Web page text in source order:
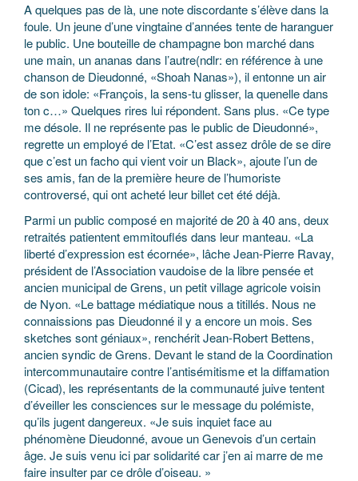
A quelques pas de là, une note discordante s’élève dans la
foule. Un jeune d’une vingtaine d’années tente de haranguer
le public. Une bouteille de champagne bon marché dans
une main, un ananas dans l’autre(ndlr: en référence à une
chanson de Dieudonné, «Shoah Nanas»), il entonne un air
de son idole: «François, la sens-tu glisser, la quenelle dans
ton c…» Quelques rires lui répondent. Sans plus. «Ce type
me désole. Il ne représente pas le public de Dieudonné»,
regrette un employé de l’Etat. «C’est assez drôle de se dire
que c’est un facho qui vient voir un Black», ajoute l’un de
ses amis, fan de la première heure de l’humoriste
controversé, qui ont acheté leur billet cet été déjà.
Parmi un public composé en majorité de 20 à 40 ans, deux
retraités patientent emmitouflés dans leur manteau. «La
liberté d’expression est écornée», lâche Jean-Pierre Ravay,
président de l’Association vaudoise de la libre pensée et
ancien municipal de Grens, un petit village agricole voisin
de Nyon. «Le battage médiatique nous a titillés. Nous ne
connaissions pas Dieudonné il y a encore un mois. Ses
sketches sont géniaux», renchérit Jean-Robert Bettens,
ancien syndic de Grens. Devant le stand de la Coordination
intercommunautaire contre l’antisémitisme et la diffamation
(Cicad), les représentants de la communauté juive tentent
d’éveiller les consciences sur le message du polémiste,
qu’ils jugent dangereux. «Je suis inquiet face au
phénomène Dieudonné, avoue un Genevois d’un certain
âge. Je suis venu ici par solidarité car j’en ai marre de me
faire insulter par ce drôle d’oiseau. »